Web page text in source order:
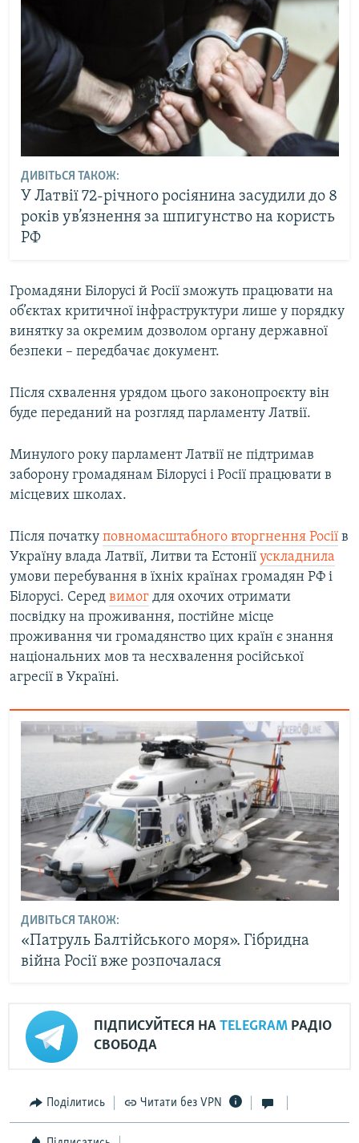
ДИВІТЬСЯ ТАКОЖ:
У Латвії 72-річного росіянина засудили до 8
років ув’язнення за шпигунство на користь
РФ
Громадяни Білорусі й Росії зможуть працювати на
об’єктах критичної інфраструктури лише у порядку
винятку за окремим дозволом органу державної
безпеки – передбачає документ.
Після схвалення урядом цього законопроєкту він
буде переданий на розгляд парламенту Латвії.
Минулого року парламент Латвії не підтримав
заборону громадянам Білорусі і Росії працювати в
місцевих школах.
Після початку повномасштабного вторгнення Росії в
Україну влада Латвії, Литви та Естонії ускладнила
умови перебування в їхніх країнах громадян РФ і
Білорусі. Серед вимог для охочих отримати
посвідку на проживання, постійне місце
проживання чи громадянство цих країн є знання
національних мов та несхвалення російської
агресії в Україні.
ДИВІТЬСЯ ТАКОЖ:
«Патруль Балтійського моря». Гібридна
війна Росії вже розпочалася
ПІДПИСУЙТЕСЯ НА TELEGRAM РАДІО
СВОБОДА
Поділитись Читати без VPN